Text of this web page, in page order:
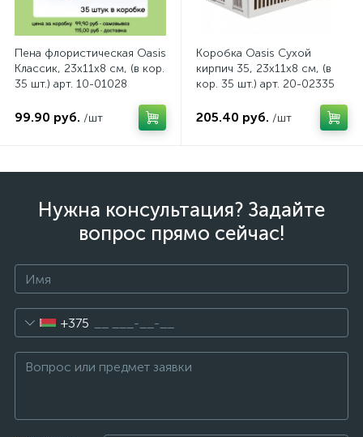
Пена флористическая Oasis
Классик, 23x11x8 см, (в кор.
35 шт.) арт. 10-01028
99.90 руб. /шт
Коробка Oasis Сухой
кирпич 35, 23х11х8 см, (в
кор. 35 шт.) арт. 20-02335
205.40 руб. /шт
Нужна консультация? Задайте
вопрос прямо сейчас!
+375